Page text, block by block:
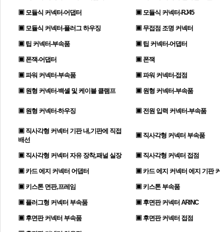
▣ 모듈식 커넥터-어댑터 ▣ 모듈식 커넥터-RJ45
▣ 모듈식 커넥터-플러그 하우징 ▣ 무접점 조명 커넥터
▣ 팁 커넥터-부속품 ▣ 팁 커넥터-어댑터
▣ 폰잭-어댑터 ▣ 폰잭
▣ 파워 커넥터-부속품 ▣ 파워 커넥터-접점
▣ 원형 커넥터-백셸 및 케이블 클램프 ▣ 원형 커넥터-부속품
▣ 원형 커넥터-하우징 ▣ 전원 입력 커넥터-부속품
▣ 직사각형 커넥터 기판 내,기판에 직접
배선
▣ 직사각형 커넥터 부속품
▣ 직사각형 커넥터 자유 장착,패널 실장 ▣ 직사각형 커넥터 접점
▣ 카드 에지 커넥터 어댑터 ▣ 카드 에지 커넥터 에지 기판
▣ 키스톤 면판,프레임 ▣ 키스톤 부속품
▣ 플러그형 커넥터 부속품 ▣ 후면판 커넥터 ARINC
▣ 후면판 커넥터 부속품 ▣ 후면판 커넥터 접점